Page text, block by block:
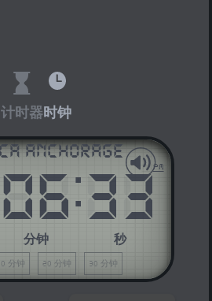
计时器时钟
Anchorage
06
分钟
:33
秒
AM PM
10 分钟 20 分钟 30 分钟